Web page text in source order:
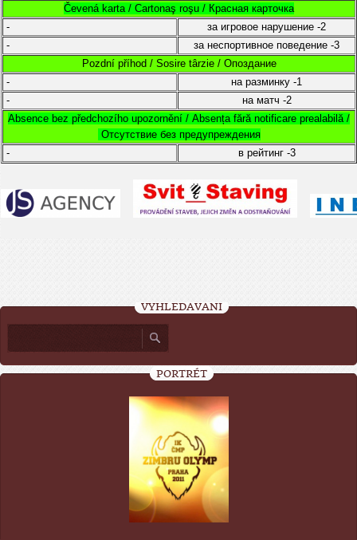
Čevená karta / Cartonaş roşu / Красная карточка
-
за игровое нарушение -2
-
за неспортивное поведение -3
Pozdní příhod / Sosire târzie / Опоздание
-
на разминку -1
-
на матч -2
Absence bez předchozího upozornění / Absența fără notificare prealabilă /
Отсутствие без предупреждения
-
в рейтинг -3
VYHLEDÁVÁNÍ
PORTRÉT